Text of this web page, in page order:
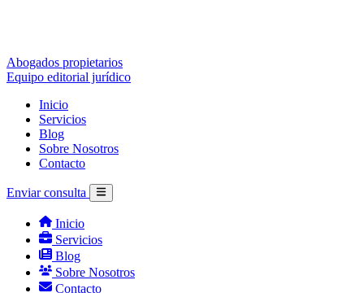
Abogados propietarios
Equipo editorial jurídico
Inicio
Servicios
Blog
Sobre Nosotros
Contacto
Enviar consulta
Inicio
Servicios
Blog
Sobre Nosotros
Contacto